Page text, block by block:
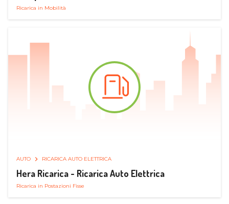
Ricarica in Mobilità
AUTO RICARICA AUTO ELETTRICA
Hera Ricarica - Ricarica Auto Elettrica
Ricarica in Postazioni Fisse